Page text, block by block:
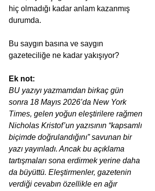
hiç olmadığı kadar anlam kazanmış
durumda.
Bu saygın basına ve saygın
gazeteciliğe ne kadar yakışıyor?
Ek not:
BU yazıyı yazmamdan birkaç gün
sonra 18 Mayıs 2026’da New York
Times, gelen yoğun eleştirilere rağmen
Nicholas Kristof’un yazısının “kapsamlı
biçimde doğrulandığını” savunan bir
yazı yayınladı. Ancak bu açıklama
tartışmaları sona erdirmek yerine daha
da büyüttü. Eleştirmenler, gazetenin
verdiği cevabın özellikle en ağır